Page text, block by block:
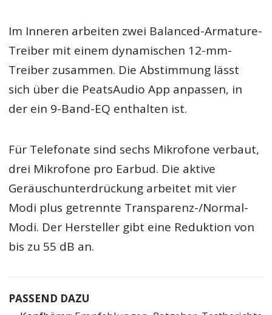
Im Inneren arbeiten zwei Balanced-Armature-
Treiber mit einem dynamischen 12-mm-
Treiber zusammen. Die Abstimmung lässt
sich über die PeatsAudio App anpassen, in
der ein 9-Band-EQ enthalten ist.
Für Telefonate sind sechs Mikrofone verbaut,
drei Mikrofone pro Earbud. Die aktive
Geräuschunterdrückung arbeitet mit vier
Modi plus getrennte Transparenz-/Normal-
Modi. Der Hersteller gibt eine Reduktion von
bis zu 55 dB an.
PASSEND DAZU